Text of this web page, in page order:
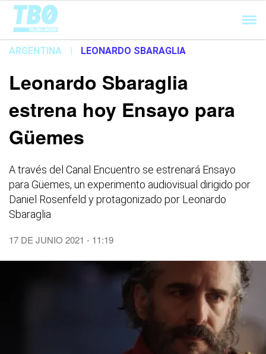
Cargando...
ARGENTINA | LEONARDO SBARAGLIA
Leonardo Sbaraglia
estrena hoy Ensayo para
Güemes
A través del Canal Encuentro se estrenará Ensayo
para Güemes, un experimento audiovisual dirigido por
Daniel Rosenfeld y protagonizado por Leonardo
Sbaraglia
17 DE JUNIO 2021 - 11:19